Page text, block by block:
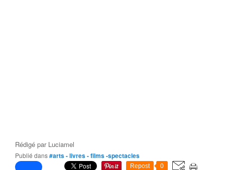
Rédigé par Luciamel
Publié dans#arts - livres - films -spectacles
Repost 0